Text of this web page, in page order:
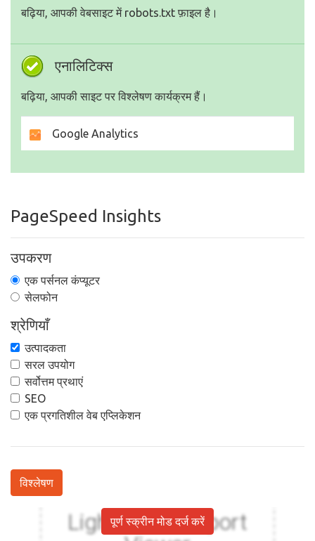
बढ़िया, आपकी वेबसाइट में robots.txt फ़ाइल है।
एनालिटिक्स
बढ़िया, आपकी साइट पर विश्लेषण कार्यक्रम हैं।
Google Analytics
PageSpeed Insights
उपकरण
एक पर्सनल कंप्यूटर
सेलफोन
श्रेणियाँ
उत्पादकता
सरल उपयोग
सर्वोत्तम प्रथाएं
SEO
एक प्रगतिशील वेब एप्लिकेशन
विश्लेषण
पूर्ण स्क्रीन मोड दर्ज करें